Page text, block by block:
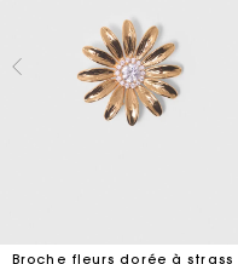
Broche fleurs dorée à strass